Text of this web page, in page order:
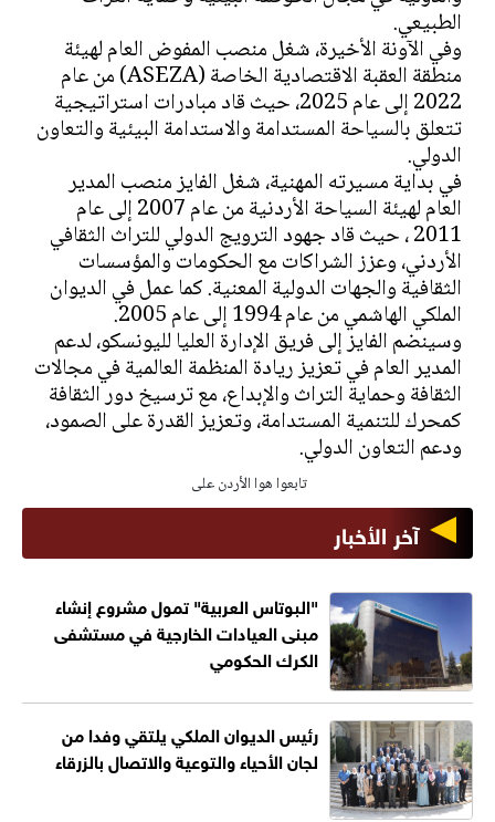
الطبيعي.
وفي الآونة الأخيرة، شغل منصب المفوض العام لهيئة
منطقة العقبة الاقتصادية الخاصة (ASEZA) من عام
2022 إلى عام 2025، حيث قاد مبادرات استراتيجية
تتعلق بالسياحة المستدامة والاستدامة البيئية والتعاون
الدولي.
في بداية مسيرته المهنية، شغل الفايز منصب المدير
العام لهيئة السياحة الأردنية من عام 2007 إلى عام
2011 ، حيث قاد جهود الترويج الدولي للتراث الثقافي
الأردني، وعزز الشراكات مع الحكومات والمؤسسات
الثقافية والجهات الدولية المعنية. كما عمل في الديوان
الملكي الهاشمي من عام 1994 إلى عام 2005.
وسينضم الفايز إلى فريق الإدارة العليا لليونسكو، لدعم
المدير العام في تعزيز ريادة المنظمة العالمية في مجالات
الثقافة وحماية التراث والإبداع، مع ترسيخ دور الثقافة
كمحرك للتنمية المستدامة، وتعزيز القدرة على الصمود،
ودعم التعاون الدولي.
تابعوا هوا الأردن على
آخر الأخبار
"البوتاس العربية" تمول مشروع إنشاء
مبنى العيادات الخارجية في مستشفى
الكرك الحكومي
رئيس الديوان الملكي يلتقي وفدا من
لجان الأحياء والتوعية والاتصال بالزرقاء